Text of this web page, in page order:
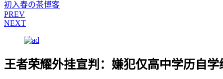
初入春の茶博客
PREV
NEXT
王者荣耀外挂宣判：嫌犯仅高中学历自学